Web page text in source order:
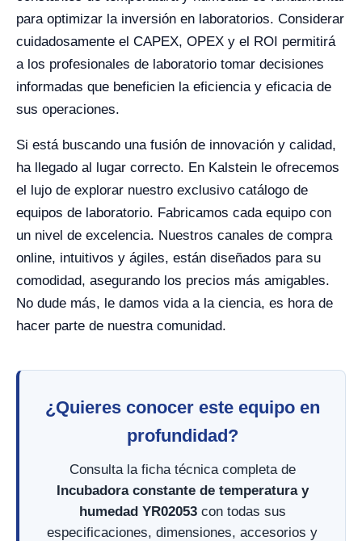
para optimizar la inversión en laboratorios. Considerar
cuidadosamente el CAPEX, OPEX y el ROI permitirá
a los profesionales de laboratorio tomar decisiones
informadas que beneficien la eficiencia y eficacia de
sus operaciones.
Si está buscando una fusión de innovación y calidad,
ha llegado al lugar correcto. En Kalstein le ofrecemos
el lujo de explorar nuestro exclusivo catálogo de
equipos de laboratorio. Fabricamos cada equipo con
un nivel de excelencia. Nuestros canales de compra
online, intuitivos y ágiles, están diseñados para su
comodidad, asegurando los precios más amigables.
No dude más, le damos vida a la ciencia, es hora de
hacer parte de nuestra comunidad.
¿Quieres conocer este equipo en
profundidad?
Consulta la ficha técnica completa de
Incubadora constante de temperatura y
humedad YR02053con todas sus
especificaciones, dimensiones, accesorios y